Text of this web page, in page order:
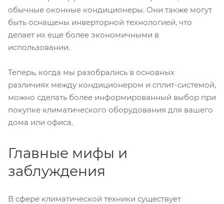
обычные оконные кондиционеры. Они также могут
быть оснащены инверторной технологией, что
делает их еще более экономичными в
использовании.
Теперь, когда мы разобрались в основных
различиях между кондиционером и сплит-системой,
можно сделать более информированный выбор при
покупке климатического оборудования для вашего
дома или офиса.
Главные мифы и
заблуждения
В сфере климатической техники существует